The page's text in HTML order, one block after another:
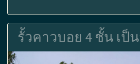
รั้วคาวบอย 4 ชั้น เป็